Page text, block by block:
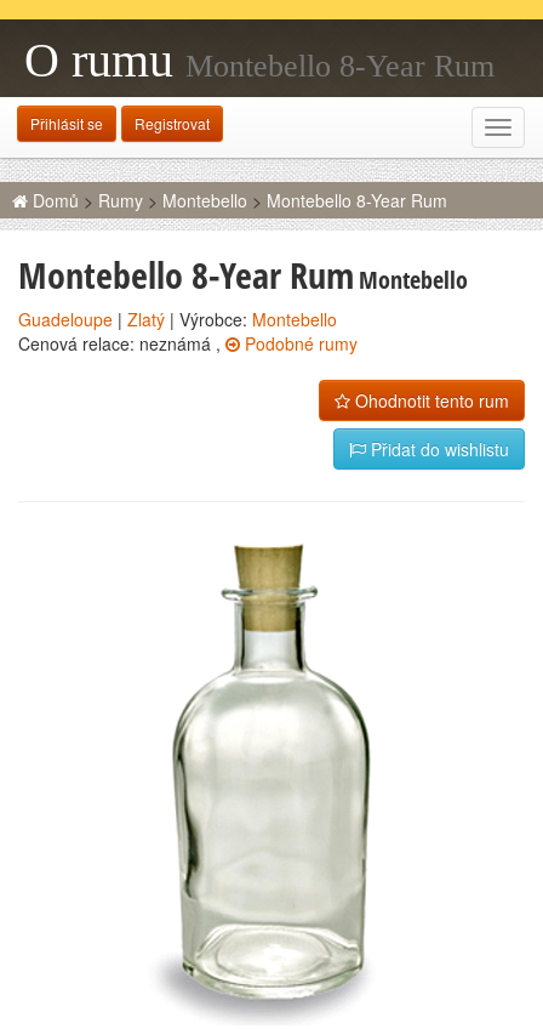
O rumu Montebello 8-Year Rum
Přihlásit se Registrovat
Domů > Rumy > Montebello > Montebello 8-Year Rum
Montebello 8-Year Rum Montebello
Guadeloupe | Zlatý | Výrobce: Montebello
Cenová relace: neznámá ,
Podobné rumy
Ohodnotit tento rum
Přidat do wishlistu